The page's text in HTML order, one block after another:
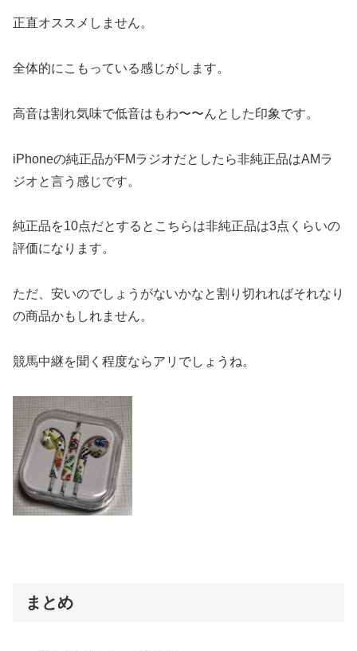
正直オススメしません。
全体的にこもっている感じがします。
高音は割れ気味で低音はもわ〜〜んとした印象です。
iPhoneの純正品がFMラジオだとしたら非純正品はAMラ
ジオと言う感じです。
純正品を10点だとするとこちらは非純正品は3点くらいの
評価になります。
ただ、安いのでしょうがないかなと割り切れればそれなり
の商品かもしれません。
競馬中継を聞く程度ならアリでしょうね。
まとめ